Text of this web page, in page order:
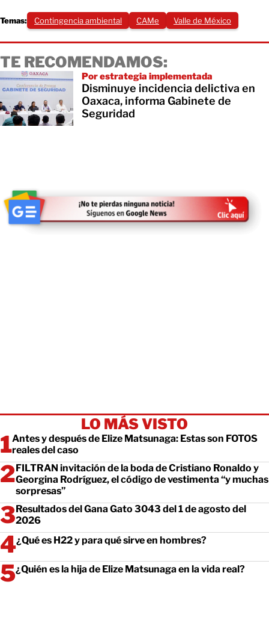
Temas: Contingencia ambiental CAMe Valle de México
TE RECOMENDAMOS:
Por estrategia implementada
Disminuye incidencia delictiva en
Oaxaca, informa Gabinete de
Seguridad
LO MÁS VISTO
Antes y después de Elize Matsunaga: Estas son FOTOS
reales del caso
FILTRAN invitación de la boda de Cristiano Ronaldo y
Georgina Rodríguez, el código de vestimenta “y muchas
sorpresas”
Resultados del Gana Gato 3043 del 1 de agosto del
2026
¿Qué es H22 y para qué sirve en hombres?
¿Quién es la hija de Elize Matsunaga en la vida real?